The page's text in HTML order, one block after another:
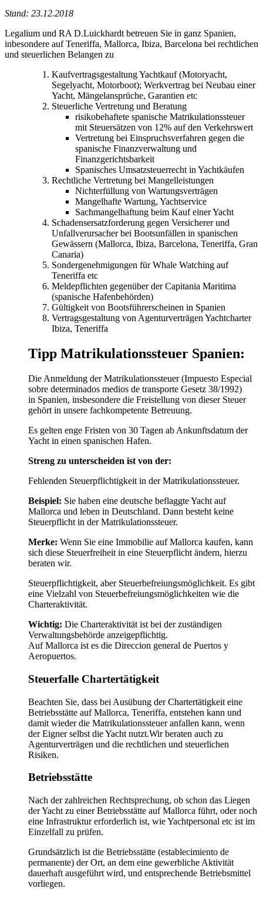
Stand: 23.12.2018
Legalium und RA D.Luickhardt betreuen Sie in ganz Spanien,
inbesondere auf Teneriffa, Mallorca, Ibiza, Barcelona bei rechtlichen
und steuerlichen Belangen zu
Kaufvertragsgestaltung Yachtkauf (Motoryacht,
Segelyacht, Motorboot); Werkvertrag bei Neubau einer
Yacht, Mängelansprüche, Garantien etc
Steuerliche Vertretung und Beratung
risikobehaftete spanische Matrikulationssteuer
mit Steuersätzen von 12% auf den Verkehrswert
Vertretung bei Einspruchsverfahren gegen die
spanische Finanzverwaltung und
Finanzgerichtsbarkeit
Spanisches Umsatzsteuerrecht in Yachtkäufen
Rechtliche Vertretung bei Mangelleistungen
Nichterfüllung von Wartungsverträgen
Mangelhafte Wartung, Yachtservice
Sachmangelhaftung beim Kauf einer Yacht
Schadensersatzforderung gegen Versicherer und
Unfallverursacher bei Bootsunfällen in spanischen
Gewässern (Mallorca, Ibiza, Barcelona, Teneriffa, Gran
Canaria)
Sondergenehmigungen für Whale Watching auf
Teneriffa etc
Meldepflichten gegenüber der Capitania Maritima
(spanische Hafenbehörden)
Gültigkeit von Bootsführerscheinen in Spanien
Vertragsgestaltung von Agenturverträgen Yachtcharter
Ibiza, Teneriffa
Tipp Matrikulationssteuer Spanien:
Die Anmeldung der Matrikulationssteuer (Impuesto Especial
sobre determinados medios de transporte Gesetz 38/1992)
in Spanien, insbesondere die Freistellung von dieser Steuer
gehört in unsere fachkompetente Betreuung.
Es gelten enge Fristen von 30 Tagen ab Ankunftsdatum der
Yacht in einen spanischen Hafen.
Streng zu unterscheiden ist von der:
Fehlenden Steuerpflichtigkeit in der Matrikulationssteuer.
Beispiel: Sie haben eine deutsche beflaggte Yacht auf
Mallorca und leben in Deutschland. Dann besteht keine
Steuerpflicht in der Matrikulationssteuer.
Merke: Wenn Sie eine Immobilie auf Mallorca kaufen, kann
sich diese Steuerfreiheit in eine Steuerpflicht ändern, hierzu
beraten wir.
Steuerpflichtigkeit, aber Steuerbefreiungsmöglichkeit. Es gibt
eine Vielzahl von Steuerbefreiungsmöglichkeiten wie die
Charteraktivität.
Wichtig: Die Charteraktivität ist bei der zuständigen
Verwaltungsbehörde anzeigepflichtig.
Auf Mallorca ist es die Direccion general de Puertos y
Aeropuertos.
Steuerfalle Chartertätigkeit
Beachten Sie, dass bei Ausübung der Chartertätigkeit eine
Betriebsstätte auf Mallorca, Teneriffa, entstehen kann und
damit wieder die Matrikulationssteuer anfallen kann, wenn
der Eigner selbst die Yacht nutzt.Wir beraten auch zu
Agenturverträgen und die rechtlichen und steuerlichen
Risiken.
Betriebsstätte
Nach der zahlreichen Rechtsprechung, ob schon das Liegen
der Yacht zu einer Betriebsstätte auf Mallorca führt, oder noch
eine Infrastruktur erforderlich ist, wie Yachtpersonal etc ist im
Einzelfall zu prüfen.
Grundsätzlich ist die Betriebsstätte (establecimiento de
permanente) der Ort, an dem eine gewerbliche Aktivität
dauerhaft ausgeführt wird, und entsprechende Betriebsmittel
vorliegen.